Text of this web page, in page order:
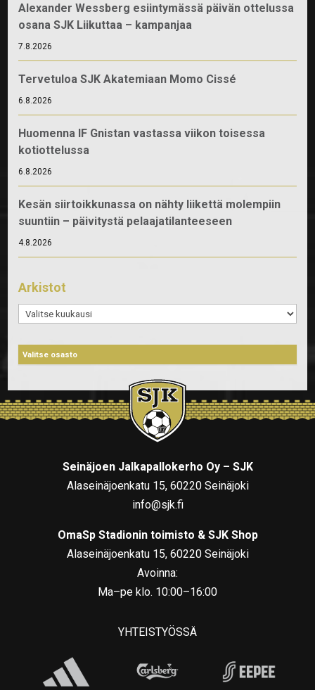
Alexander Wessberg esiintymässä päivän ottelussa
osana SJK Liikuttaa – kampanjaa
7.8.2026
Tervetuloa SJK Akatemiaan Momo Cissé
6.8.2026
Huomenna IF Gnistan vastassa viikon toisessa
kotiottelussa
6.8.2026
Kesän siirtoikkunassa on nähty liikettä molempiin
suuntiin – päivitystä pelaajatilanteeseen
4.8.2026
Arkistot
Arkistot
Seinäjoen Jalkapallokerho Oy – SJK
Alaseinäjoenkatu 15, 60220 Seinäjoki
info@sjk.fi
OmaSp Stadionin toimisto & SJK Shop
Alaseinäjoenkatu 15, 60220 Seinäjoki
Avoinna:
Ma–pe klo. 10:00–16:00
YHTEISTYÖSSÄ